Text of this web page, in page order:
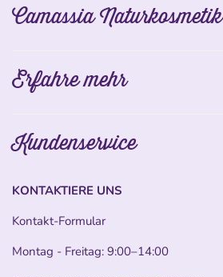
Camassia Naturkosmetik
Erfahre mehr
Kundenservice
KONTAKTIERE UNS
Kontakt-Formular
Montag - Freitag: 9:00–14:00